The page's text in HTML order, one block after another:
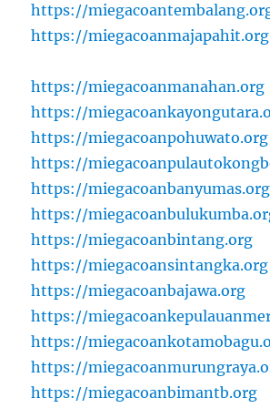
https://
https://miegacoanmajapahit.org
https://miegacoanmanahan.org
https://
https://miegacoanpohuwato.org
https://
https://miegacoanbanyumas.org
https://
https://miegacoanbintang.org
https://miegacoansintangka.org
https://miegacoanbajawa.org
https://
https://
https://
https://miegacoanbimantb.org